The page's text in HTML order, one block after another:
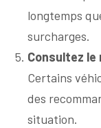
longtemps
surcharges.
Consultez le
Certains
des
situation.